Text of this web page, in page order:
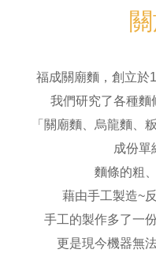
福成關廟麵，創立於
我們研究了各種麵
「關廟麵、烏龍麵、
成份單
麵條的粗
藉由手工製造~
手工的製作多了一
更是現今機器無